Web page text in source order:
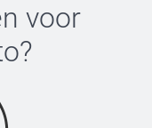
voor
?